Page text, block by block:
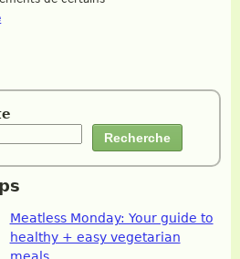
Meatless Monday: Your guide to
healthy + easy vegetarian
meals